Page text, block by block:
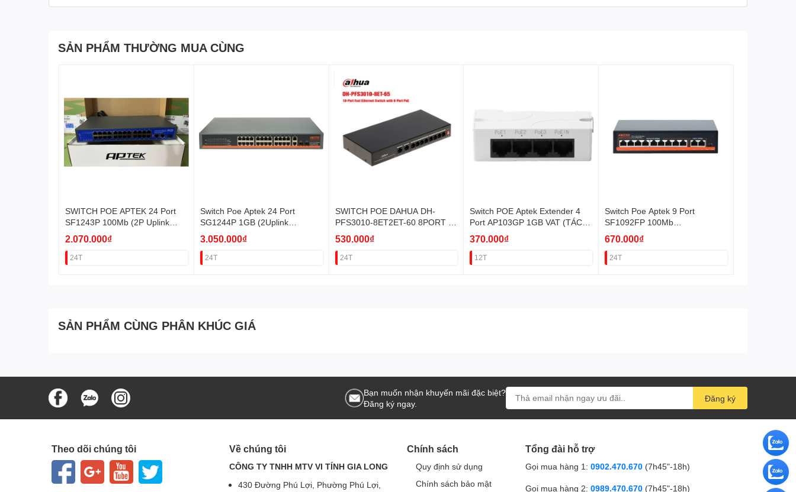
SẢN PHẨM THƯỜNG MUA CÙNG
SWITCH POE APTEK 24 Port
SF1243P 100Mb (2P Uplink
1Gb+1 SFP)
2.070.000₫
24T
Switch Poe Aptek 24 Port
SG1244P 1GB (2Uplink
1Gb+2SFP) VAT
3.050.000₫
24T
SWITCH POE DAHUA DH-
PFS3010-8ET2ET-60 8PORT (2
UPLINK 100M) VAT
530.000₫
24T
Switch POE Aptek Extender 4
Port AP103GP 1GB VAT (TÁCH
POE)
370.000₫
12T
Switch Poe Aptek 9 Port
SF1092FP 100Mb
(9Poe+2Uplink 1GB) VAT
670.000₫
24T
SẢN PHẨM CÙNG PHÂN KHÚC GIÁ
Bạn muốn nhận khuyến mãi đặc biệt?
Đăng ký ngay.
Đăng ký
Theo dõi chúng tôi Về chúng tôi
CÔNG TY TNHH MTV VI TÍNH GIA LONG
430 Đường Phú Lợi, Phường Phú Lợi,
Chính sách
Quy định sử dụng
Chính sách bảo mật
Tổng đài hỗ trợ
Gọi mua hàng 1: 0902.470.670 (7h45"-18h)
Gọi mua hàng 2: 0989.470.670 (7h45"-18h)